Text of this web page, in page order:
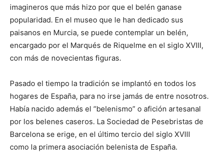
imagineros que más hizo por que el belén ganase
popularidad. En el museo que le han dedicado sus
paisanos en Murcia, se puede contemplar un belén,
encargado por el Marqués de Riquelme en el siglo XVIII,
con más de novecientas figuras.
Pasado el tiempo la tradición se implantó en todos los
hogares de España, para no irse jamás de entre nosotros.
Había nacido además el “belenismo” o afición artesanal
por los belenes caseros. La Sociedad de Pesebristas de
Barcelona se erige, en el último tercio del siglo XVIII
como la primera asociación belenista de España.